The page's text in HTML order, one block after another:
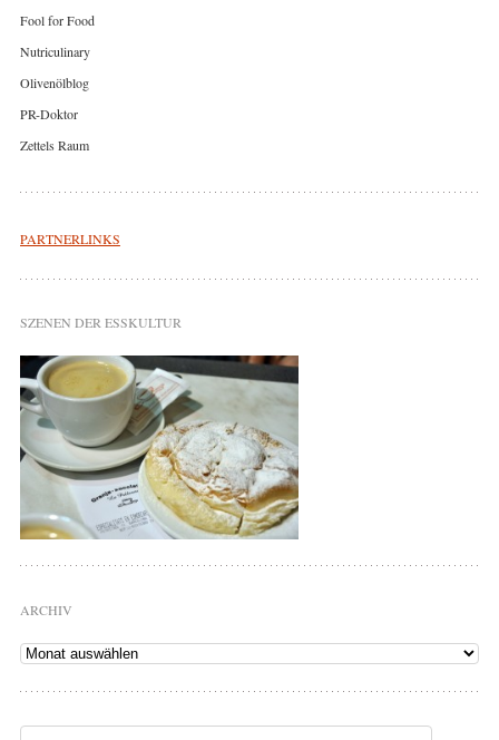
Fool for Food
Nutriculinary
Olivenölblog
PR-Doktor
Zettels Raum
PARTNERLINKS
SZENEN DER ESSKULTUR
ARCHIV
Archiv